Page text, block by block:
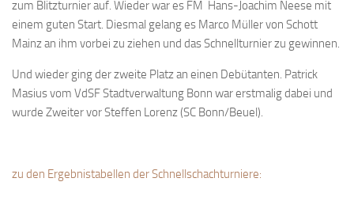
1.Online Schachturnierserie
Termine
Verein
Anfahrt
zum Blitzturnier auf. Wieder war es FM Hans-Joachim Neese mit
einem guten Start. Diesmal gelang es Marco Müller von Schott
Mainz an ihm vorbei zu ziehen und das Schnellturnier zu gewinnen.
Und wieder ging der zweite Platz an einen Debütanten. Patrick
Masius vom VdSF Stadtverwaltung Bonn war erstmalig dabei und
wurde Zweiter vor Steffen Lorenz (SC Bonn/Beuel).
zu den Ergebnistabellen der Schnellschachturniere: